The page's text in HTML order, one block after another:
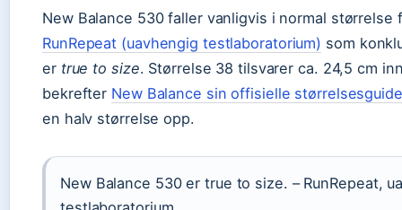
New Balance 530 faller vanligvis i normal
RunRepeat (uavhengig testlaboratorium) som
er true to size. Størrelse 38 tilsvarer ca. 24,5 cm
bekrefter New Balance sin offisielle størrelsesguide
en halv størrelse opp.
New Balance 530 er true to size. – RunRepeat,